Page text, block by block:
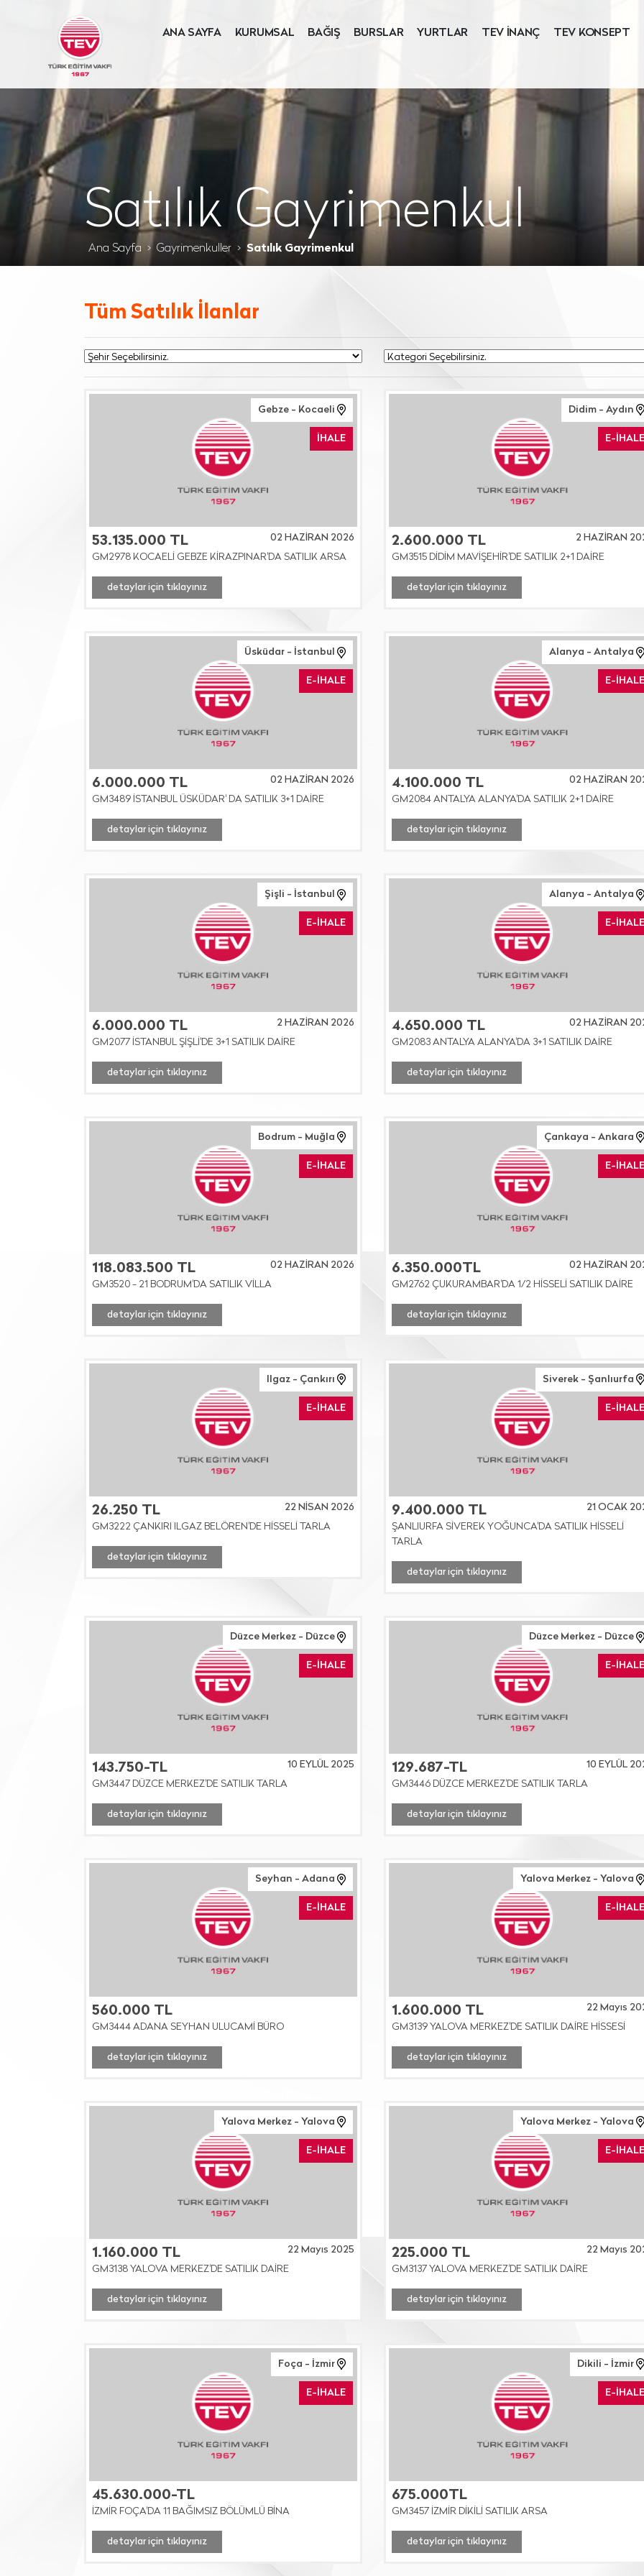
ANA SAYFA KURUMSAL BAĞIŞ BURSLAR YURTLAR TEV İNANÇ TEV KONSEPT
Satılık Gayrimenkul
Ana Sayfa Gayrimenkuller Satılık Gayrimenkul
Tüm Satılık İlanlar
Gebze - Kocaeli
İHALE
53.135.000 TL
02 HAZİRAN 2026
GM2978 KOCAELİ GEBZE KİRAZPINAR'DA SATILIK ARSA
detaylar için tıklayınız
Didim - Aydın
E-İHALE
2.600.000 TL
2 HAZİRAN
GM3515 DİDİM MAVİŞEHİR'DE SATILIK 2+1 DAİRE
detaylar için tıklayınız
Üsküdar - İstanbul
E-İHALE
6.000.000 TL
02 HAZİRAN 2026
GM3489 İSTANBUL ÜSKÜDAR' DA SATILIK 3+1 DAİRE
detaylar için tıklayınız
Alanya - Antalya
E-İHALE
4.100.000 TL
02 HAZİRAN
GM2084 ANTALYA ALANYA'DA SATILIK 2+1 DAİRE
detaylar için tıklayınız
Şişli - İstanbul
E-İHALE
6.000.000 TL
2 HAZİRAN 2026
GM2077 İSTANBUL ŞİŞLİ'DE 3+1 SATILIK DAİRE
detaylar için tıklayınız
Alanya - Antalya
E-İHALE
4.650.000 TL
02 HAZİRAN
GM2083 ANTALYA ALANYA'DA 3+1 SATILIK DAİRE
detaylar için tıklayınız
Bodrum - Muğla
E-İHALE
118.083.500 TL
02 HAZİRAN 2026
GM3520 - 21 BODRUM'DA SATILIK VİLLA
detaylar için tıklayınız
Çankaya - Ankara
E-İHALE
6.350.000TL
02 HAZİRAN
GM2762 ÇUKURAMBAR'DA 1/2 HİSSELİ SATILIK DAİRE
detaylar için tıklayınız
Ilgaz - Çankırı
E-İHALE
26.250 TL
22 NİSAN 2026
GM3222 ÇANKIRI ILGAZ BELÖREN'DE HİSSELİ TARLA
detaylar için tıklayınız
Siverek - Şanlıurfa
E-İHALE
9.400.000 TL
21 OCAK
ŞANLIURFA SİVEREK YOĞUNCA'DA SATILIK HİSSELİ
TARLA
detaylar için tıklayınız
Düzce Merkez - Düzce
E-İHALE
143.750-TL
10 EYLÜL 2025
GM3447 DÜZCE MERKEZ'DE SATILIK TARLA
detaylar için tıklayınız
Düzce Merkez - Düzce
E-İHALE
129.687-TL
10 EYLÜL
GM3446 DÜZCE MERKEZ'DE SATILIK TARLA
detaylar için tıklayınız
Seyhan - Adana
E-İHALE
560.000 TL
GM3444 ADANA SEYHAN ULUCAMİ BÜRO
detaylar için tıklayınız
Yalova Merkez - Yalova
E-İHALE
1.600.000 TL
22 Mayıs
GM3139 YALOVA MERKEZ'DE SATILIK DAİRE HİSSESİ
detaylar için tıklayınız
Yalova Merkez - Yalova
E-İHALE
1.160.000 TL
22 Mayıs 2025
GM3138 YALOVA MERKEZ'DE SATILIK DAİRE
detaylar için tıklayınız
Yalova Merkez - Yalova
E-İHALE
225.000 TL
22 Mayıs
GM3137 YALOVA MERKEZ'DE SATILIK DAİRE
detaylar için tıklayınız
Foça - İzmir
E-İHALE
45.630.000-TL
İZMİR FOÇA'DA 11 BAĞIMSIZ BÖLÜMLÜ BİNA
detaylar için tıklayınız
Dikili - İzmir
E-İHALE
675.000TL
GM3457 İZMİR DİKİLİ SATILIK ARSA
detaylar için tıklayınız